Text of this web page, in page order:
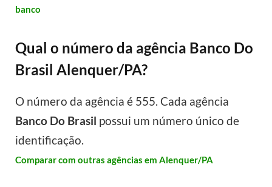
banco
Qual o número da agência Banco Do
Brasil Alenquer/PA?
O número da agência é 555. Cada agência
Banco Do Brasil possui um número único de
identificação.
Comparar com outras agências em Alenquer/PA